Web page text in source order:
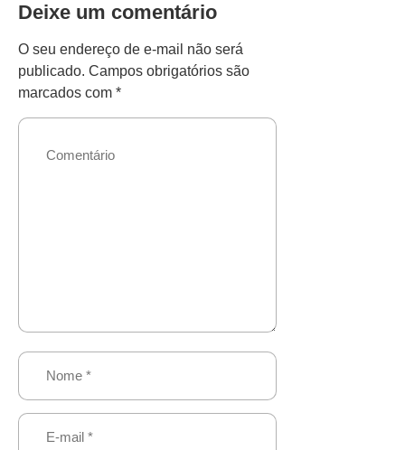
Deixe um comentário
O seu endereço de e-mail não será
publicado. Campos obrigatórios são
marcados com *